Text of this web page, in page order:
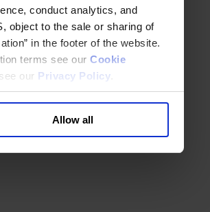
conduct analytics, and
object to the sale or sharing of
in the footer of the website.
terms see our Cookie
our Privacy Policy
Allow all